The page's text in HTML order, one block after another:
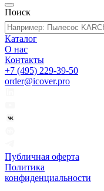
Поиск
Каталог
О нас
Контакты
+7 (495) 229-39-50
order@icover.pro
Публичная оферта
Политика
конфиденциальности